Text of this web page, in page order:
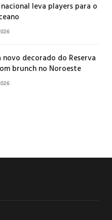
leva players para o
novo decorado do Reserva
brunch no Noroeste